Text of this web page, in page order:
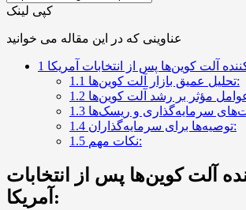
کپی لینک
عناوینی که در این مقاله می خوانید
1
1.1
تحلیل عمیق بازار آلت کوین‌ها:
1.2
1.3
1.4
توصیه‌ها برای سرمایه‌گذاران:
1.5
نکات مهم:
آلت کوین‌ها پس از انتخابات
آمریکا: